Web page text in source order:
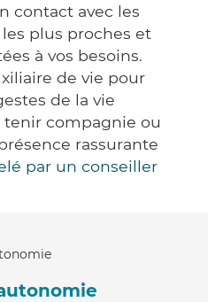
contact avec les
plus proches et
à vos besoins.
de vie pour
de la vie
compagnie ou
rassurante
par un conseiller